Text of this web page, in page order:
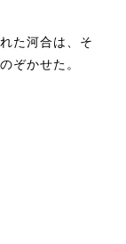
た河合は、そ
ぞかせた。